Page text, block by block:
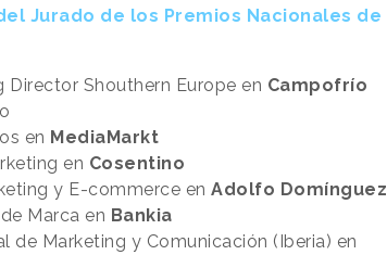
Jurado de los Premios Nacionales de
Director Shouthern Europe en Campofrío
en MediaMarkt
en Cosentino
y E-commerce en Adolfo Domínguez
Marca en Bankia
de Marketing y Comunicación (Iberia) en